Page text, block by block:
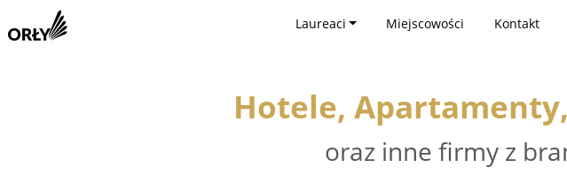
Laureaci Miejscowości Kontakt
Hotele,
oraz inne firmy z